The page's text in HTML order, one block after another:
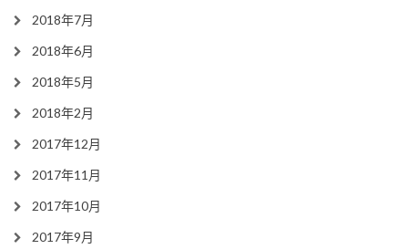
2018年7月
2018年6月
2018年5月
2018年2月
2017年12月
2017年11月
2017年10月
2017年9月